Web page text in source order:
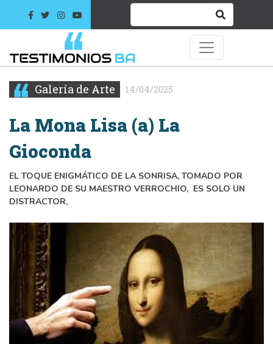
Galería de Arte 14/04/2025
La Mona Lisa (a) La
Gioconda
EL TOQUE ENIGMÁTICO DE LA SONRISA, TOMADO POR
LEONARDO DE SU MAESTRO VERROCHIO, ES SOLO UN
DISTRACTOR,